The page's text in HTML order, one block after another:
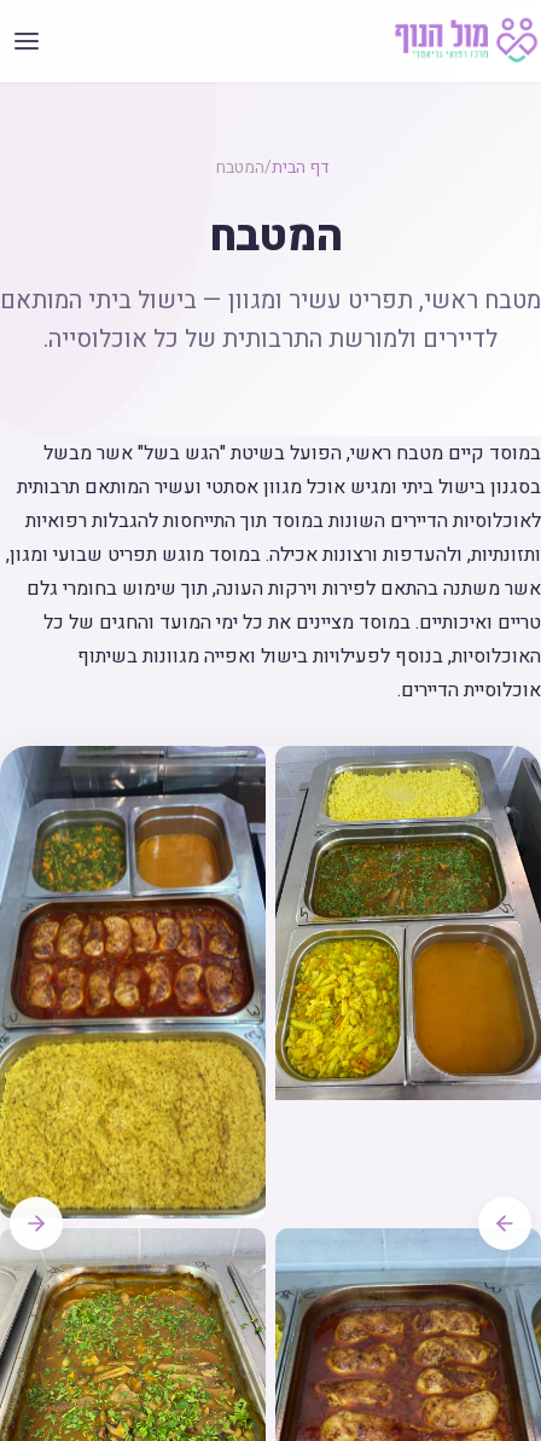
דלג לתוכן
דף הבית/המטבח
המטבח
מטבח ראשי, תפריט עשיר ומגוון — בישול ביתי המותאם
לדיירים ולמורשת התרבותית של כל אוכלוסייה.
במוסד קיים מטבח ראשי, הפועל בשיטת "הגש בשל" אשר מבשל
בסגנון בישול ביתי ומגיש אוכל מגוון אסתטי ועשיר המותאם תרבותית
לאוכלוסיות הדיירים השונות במוסד תוך התייחסות להגבלות רפואיות
ותזונתיות, ולהעדפות ורצונות אכילה. במוסד מוגש תפריט שבועי ומגון,
אשר משתנה בהתאם לפירות וירקות העונה, תוך שימוש בחומרי גלם
טריים ואיכותיים. במוסד מציינים את כל ימי המועד והחגים של כל
האוכלוסיות, בנוסף לפעילויות בישול ואפייה מגוונות בשיתוף
אוכלוסיית הדיירים.